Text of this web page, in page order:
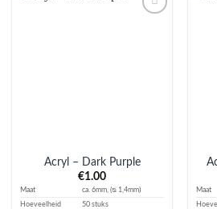
Acryl – Dark Purple
€1.00
Maat
ca. 6mm, (ᴓ 1,4mm)
Hoeveelheid
50 stuks
Maat